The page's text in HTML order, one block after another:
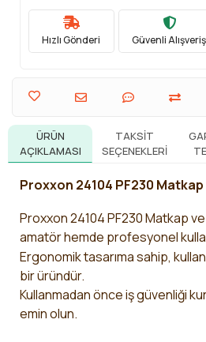
Hızlı Gönderi Güvenli Alışveriş
ÜRÜN
AÇIKLAMASI
TAKSIT
SEÇENEKLERI
Proxxon 24104 PF230
Proxxon 24104 PF230 Matkap
amatör hemde profesyonel
Ergonomik tasarımasahip,
bir üründür.
Kullanmadan önce iş güvenliği
emin olun.